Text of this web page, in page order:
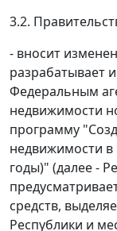
3.2.
- вносит
разрабатывает
Федеральным
недвижимости
программу
недвижимости в
годы)" (далее -
средств,
Республики и